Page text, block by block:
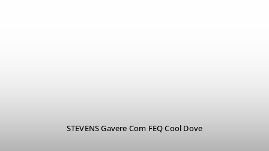
STEVENS Gavere Com FEQ Cool Dove